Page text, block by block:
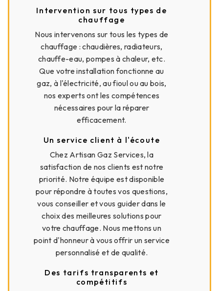
Intervention sur tous types de
chauffage
Nous intervenons sur tous les types de
chauffage : chaudières, radiateurs,
chauffe-eau, pompes à chaleur, etc.
Que votre installation fonctionne au
gaz, à l'électricité, au fioul ou au bois,
nos experts ont les compétences
nécessaires pour la réparer
efficacement.
Un service client à l'écoute
Chez Artisan Gaz Services, la
satisfaction de nos clients est notre
priorité. Notre équipe est disponible
pour répondre à toutes vos questions,
vous conseiller et vous guider dans le
choix des meilleures solutions pour
votre chauffage. Nous mettons un
point d'honneur à vous offrir un service
personnalisé et de qualité.
Des tarifs transparents et
compétitifs